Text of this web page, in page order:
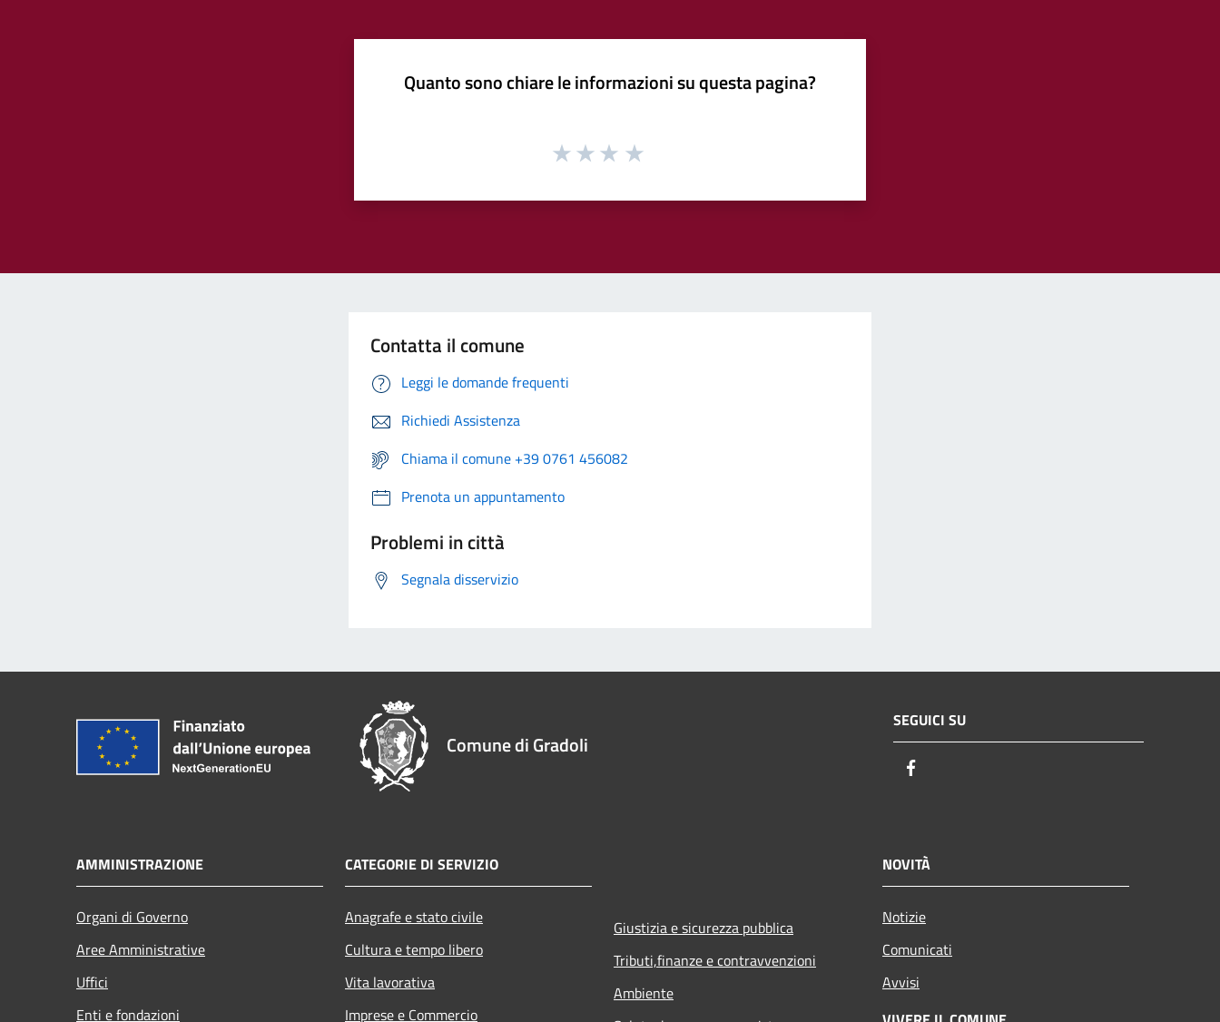
Quanto sono chiare le informazioni su questa pagina?
Contatta il comune
Leggi le domande frequenti
Richiedi Assistenza
Chiama il comune +39 0761 456082
Prenota un appuntamento
Problemi in città
Segnala disservizio
Comune di Gradoli
SEGUICI SU
AMMINISTRAZIONE
Organi di Governo
Aree Amministrative
Uffici
Enti e fondazioni
CATEGORIE DI SERVIZIO
Anagrafe e stato civile
Cultura e tempo libero
Vita lavorativa
Imprese e Commercio
Giustizia e sicurezza pubblica
Tributi,finanze e contravvenzioni
Ambiente
NOVITÀ
Notizie
Comunicati
Avvisi